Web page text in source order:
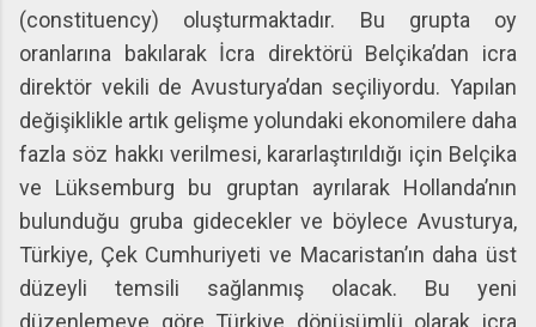
(constituency) oluşturmaktadır. Bu grupta oy
oranlarına bakılarak İcra direktörü Belçika’dan icra
direktör vekili de Avusturya’dan seçiliyordu. Yapılan
değişiklikle artık gelişme yolundaki ekonomilere daha
fazla söz hakkı verilmesi, kararlaştırıldığı için Belçika
ve Lüksemburg bu gruptan ayrılarak Hollanda’nın
bulunduğu gruba gidecekler ve böylece Avusturya,
Türkiye, Çek Cumhuriyeti ve Macaristan’ın daha üst
düzeyli temsili sağlanmış olacak. Bu yeni
düzenlemeye göre Türkiye dönüşümlü olarak icra